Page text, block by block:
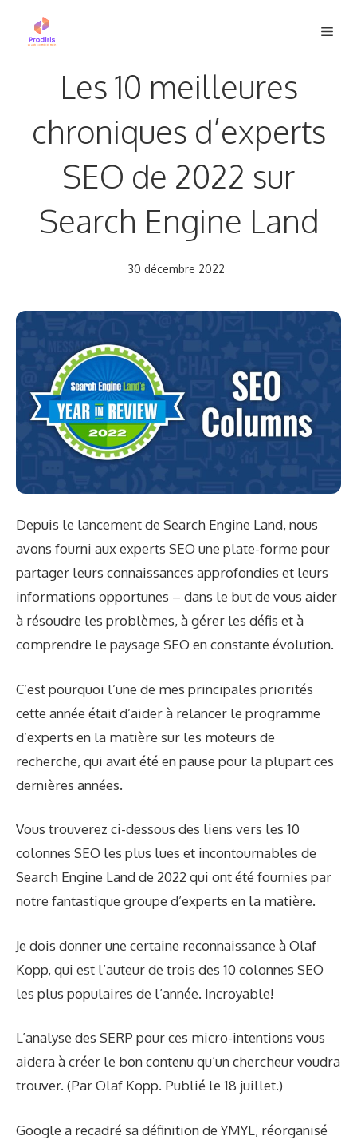
Les 10 meilleures
chroniques d’experts
SEO de 2022 sur
Search Engine Land
30 décembre 2022
Depuis le lancement de Search Engine Land, nous
avons fourni aux experts SEO une plate-forme pour
partager leurs connaissances approfondies et leurs
informations opportunes – dans le but de vous aider
à résoudre les problèmes, à gérer les défis et à
comprendre le paysage SEO en constante évolution.
C’est pourquoi l’une de mes principales priorités
cette année était d’aider à relancer le programme
d’experts en la matière sur les moteurs de
recherche, qui avait été en pause pour la plupart ces
dernières années.
Vous trouverez ci-dessous des liens vers les 10
colonnes SEO les plus lues et incontournables de
Search Engine Land de 2022 qui ont été fournies par
notre fantastique groupe d’experts en la matière.
Je dois donner une certaine reconnaissance à Olaf
Kopp, qui est l’auteur de trois des 10 colonnes SEO
les plus populaires de l’année. Incroyable!
L’analyse des SERP pour ces micro-intentions vous
aidera à créer le bon contenu qu’un chercheur voudra
trouver. (Par Olaf Kopp. Publié le 18 juillet.)
Google a recadré sa définition de YMYL, réorganisé